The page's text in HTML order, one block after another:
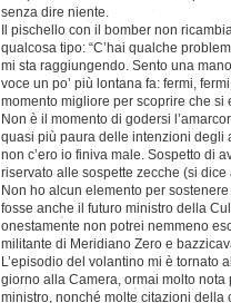
senza dire niente.
Il pischello con il bomber non
qualcosa tipo: “C’hai qualche
mi sta raggiungendo. Sento una
voce un po’ più lontana fa: fermi,
momento migliore per scoprire che si
Non è il momento di godersi
quasi più paura delle intenzioni degli
non c’ero io finiva male. Sospetto di
riservato alle sospette zecche (si dice
Non ho alcun elemento per
fosse anche il futuro ministro della
onestamente non potrei nemmeno
militante di Meridiano Zero e
L’episodio del volantino mi è tornato
giorno alla Camera, ormai molto
ministro, nonché molte citazioni della